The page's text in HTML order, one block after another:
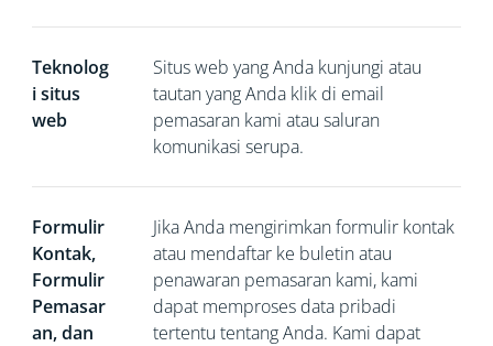
Teknolog
i situs
web
Situs web yang Anda kunjungi atau
tautan yang Anda klik di email
pemasaran kami atau saluran
komunikasi serupa.
Formulir
Kontak,
Formulir
Pemasar
an, dan
Jika Anda mengirimkan formulir kontak
atau mendaftar ke buletin atau
penawaran pemasaran kami, kami
dapat memproses data pribadi
tertentu tentang Anda. Kami dapat